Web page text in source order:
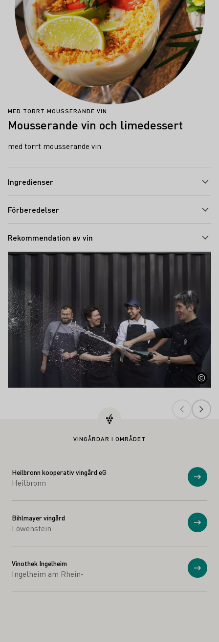
MED TORRT MOUSSERANDE VIN
Mousserande vin och limedessert
med torrt mousserande vin
Ingredienser
Förberedelser
Rekommendation av vin
Teaser
VINGÅRDAR I OMRÅDET
Heilbronn kooperativ vingård eG
Heilbronn Visa
Bihlmayer vingård
Löwenstein Visa
Vinothek Ingelheim
Ingelheim am Rhein- Visa